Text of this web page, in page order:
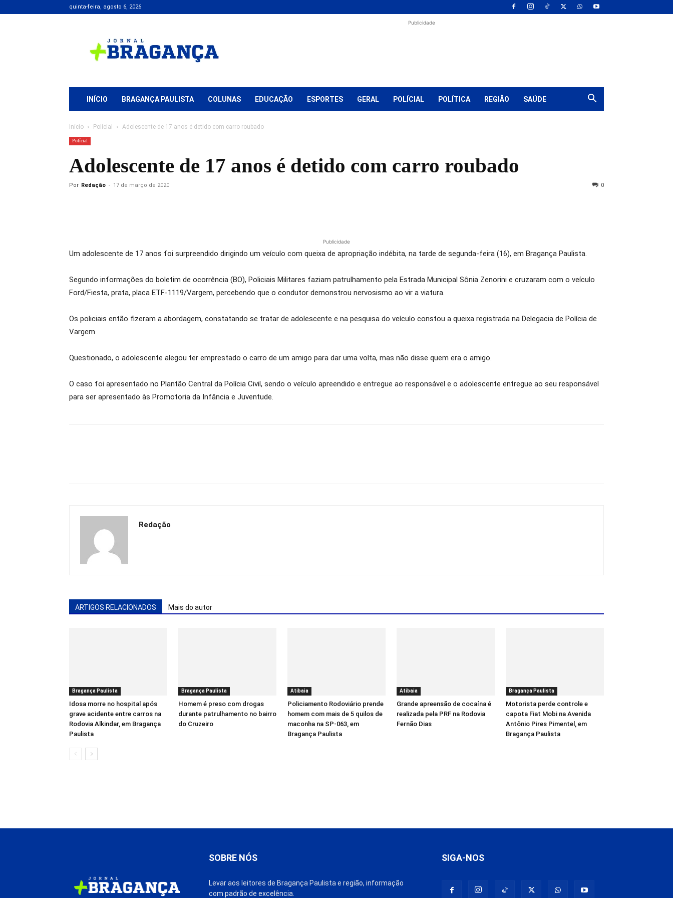
quinta-feira, agosto 6, 2026
+
Bragança
Publicidade
INÍCIO BRAGANÇA PAULISTA COLUNAS EDUCAÇÃO ESPORTES GERAL POLÍCIAL POLÍTICA REGIÃO SAÚDE
Início Polícial Adolescente de 17 anos é detido com carro roubado
Polícial
Adolescente de 17 anos é detido com carro roubado
Por Redação - 17 de março de 2020 0
Publicidade
Um adolescente de 17 anos foi surpreendido dirigindo um veículo com queixa de apropriação indébita, na tarde de segunda-feira (16), em Bragança Paulista.
Segundo informações do boletim de ocorrência (BO), Policiais Militares faziam patrulhamento pela Estrada Municipal Sônia Zenorini e cruzaram com o veículo
Ford/Fiesta, prata, placa ETF-1119/Vargem, percebendo que o condutor demonstrou nervosismo ao vir a viatura.
Os policiais então fizeram a abordagem, constatando se tratar de adolescente e na pesquisa do veículo constou a queixa registrada na Delegacia de Polícia de
Vargem.
Questionado, o adolescente alegou ter emprestado o carro de um amigo para dar uma volta, mas não disse quem era o amigo.
O caso foi apresentado no Plantão Central da Polícia Civil, sendo o veículo apreendido e entregue ao responsável e o adolescente entregue ao seu responsável
para ser apresentado às Promotoria da Infância e Juventude.
Redação
ARTIGOS RELACIONADOS Mais do autor
Bragança Paulista
Idosa morre no hospital após
grave acidente entre carros na
Rodovia Alkindar, em Bragança
Paulista
Bragança Paulista
Homem é preso com drogas
durante patrulhamento no bairro
do Cruzeiro
Atibaia
Policiamento Rodoviário prende
homem com mais de 5 quilos de
maconha na SP-063, em
Bragança Paulista
Atibaia
Grande apreensão de cocaína é
realizada pela PRF na Rodovia
Fernão Dias
Bragança Paulista
Motorista perde controle e
capota Fiat Mobi na Avenida
Antônio Pires Pimentel, em
Bragança Paulista
SOBRE NÓS
Levar aos leitores de Bragança Paulista e região, informação
com padrão de excelência.
SIGA-NOS